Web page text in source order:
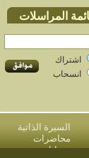
المراسلات
اشتراك
انسحاب
السيرة الذاتية
محاضرات
مسائل وردود